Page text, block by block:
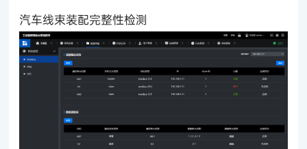
汽车线束装配完整性检测